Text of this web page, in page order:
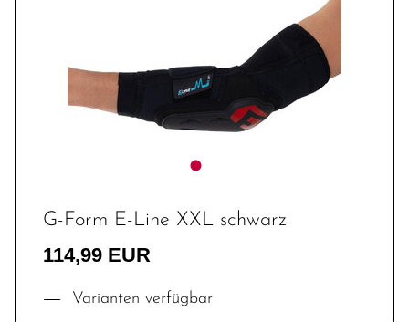
G-Form E-Line XXL schwarz
114,99 EUR
Varianten verfügbar